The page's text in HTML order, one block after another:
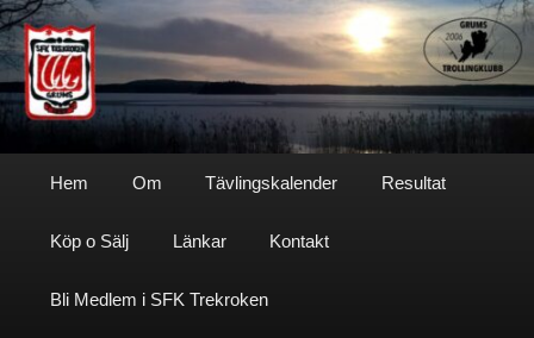
Hoppa
till
primärt
innehållSfktrekroken
Hem Om Tävlingskalender Resultat
Köp o Sälj Länkar Kontakt
Bli Medlem i SFK Trekroken